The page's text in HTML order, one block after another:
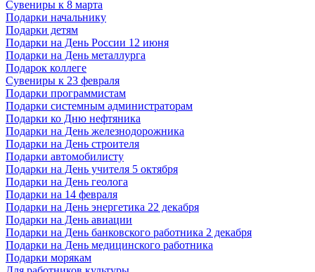
Сувениры к 8 марта
Подарки начальнику
Подарки детям
Подарки на День России 12 июня
Подарки на День металлурга
Подарок коллеге
Сувениры к 23 февраля
Подарки программистам
Подарки системным администраторам
Подарки ко Дню нефтяника
Подарки на День железнодорожника
Подарки на День строителя
Подарки автомобилисту
Подарки на День учителя 5 октября
Подарки на День геолога
Подарки на 14 февраля
Подарки на День энергетика 22 декабря
Подарки на День авиации
Подарки на День банковского работника 2 декабря
Подарки на День медицинского работника
Подарки морякам